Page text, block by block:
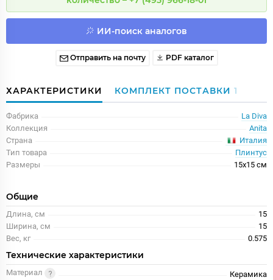
ИИ-поиск аналогов
Отправить на почту PDF каталог
ХАРАКТЕРИСТИКИ КОМПЛЕКТ ПОСТАВКИ 1
Фабрика
La Diva
Коллекция
Anita
Страна
Италия
Тип товара
Плинтус
Размеры
15x15 см
Общие
Длина, см
15
Ширина, см
15
Вес, кг
0.575
Технические характеристики
Материал
Керамика